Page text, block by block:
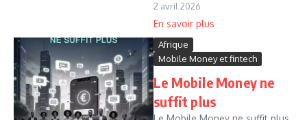
2 avril 2026
Afrique
Mobile Money et fintech
Le Mobile Money ne
suffit plus